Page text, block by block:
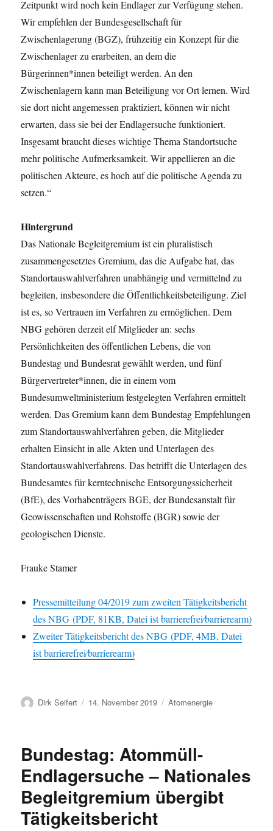
Zeitpunkt wird noch kein Endlager zur Verfügung stehen.
Wir empfehlen der Bundesgesellschaft für
Zwischenlagerung (BGZ), frühzeitig ein Konzept für die
Zwischenlager zu erarbeiten, an dem die
Bürgerinnen*innen beteiligt werden. An den
Zwischenlagern kann man Beteiligung vor Ort lernen. Wird
sie dort nicht angemessen praktiziert, können wir nicht
erwarten, dass sie bei der Endlagersuche funktioniert.
Insgesamt braucht dieses wichtige Thema Standortsuche
mehr politische Aufmerksamkeit. Wir appellieren an die
politischen Akteure, es hoch auf die politische Agenda zu
setzen.“
Hintergrund
Das Nationale Begleitgremium ist ein pluralistisch
zusammengesetztes Gremium, das die Aufgabe hat, das
Standortauswahlverfahren unabhängig und vermittelnd zu
begleiten, insbesondere die Öffentlichkeitsbeteiligung. Ziel
ist es, so Vertrauen im Verfahren zu ermöglichen. Dem
NBG gehören derzeit elf Mitglieder an: sechs
Persönlichkeiten des öffentlichen Lebens, die von
Bundestag und Bundesrat gewählt werden, und fünf
Bürgervertreter*innen, die in einem vom
Bundesumweltministerium festgelegten Verfahren ermittelt
werden. Das Gremium kann dem Bundestag Empfehlungen
zum Standortauswahlverfahren geben, die Mitglieder
erhalten Einsicht in alle Akten und Unterlagen des
Standortauswahlverfahrens. Das betrifft die Unterlagen des
Bundesamtes für kerntechnische Entsorgungssicherheit
(BfE), des Vorhabenträgers BGE, der Bundesanstalt für
Geowissenschaften und Rohstoffe (BGR) sowie der
geologischen Dienste.
Frauke Stamer
Pressemitteilung 04/2019 zum zweiten Tätigkeitsbericht
des NBG (PDF, 81KB, Datei ist barrierefrei⁄barrierearm)
Zweiter Tätigkeitsbericht des NBG (PDF, 4MB, Datei
ist barrierefrei⁄barrierearm)
Autor
Dirk Seifert
Veröffentlicht
14. November 2019 Kategorien
Atomenergie
Bundestag: Atommüll-
Endlagersuche – Nationales
Begleitgremium übergibt
Tätigkeitsbericht